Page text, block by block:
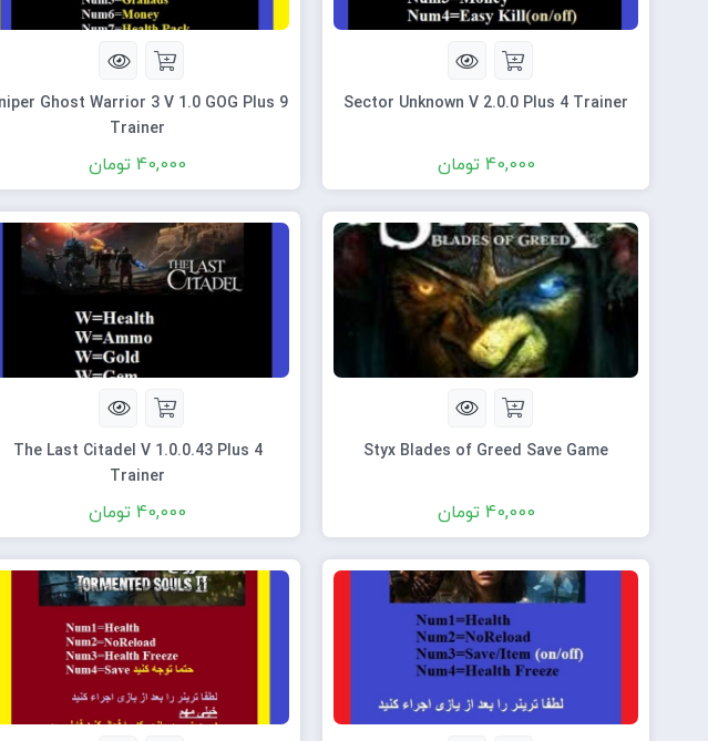
Sector Unknown V 2.0.0 Plus 4 Trainer
40,000 تومان
Ghost Warrior 3 V 1.0 GOG Plus 9
Trainer
40,000 تومان
Styx Blades of Greed Save Game
40,000 تومان
The Last Citadel V 1.0.0.43 Plus 4
Trainer
40,000 تومان